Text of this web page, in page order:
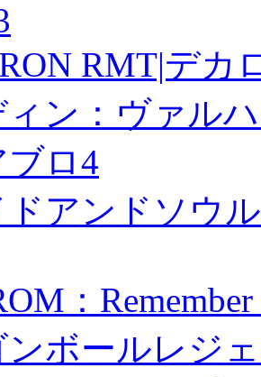
RMT|デカ
ィン：ヴァル
ロ4
ドアンドソウ
：
ンボールレジ